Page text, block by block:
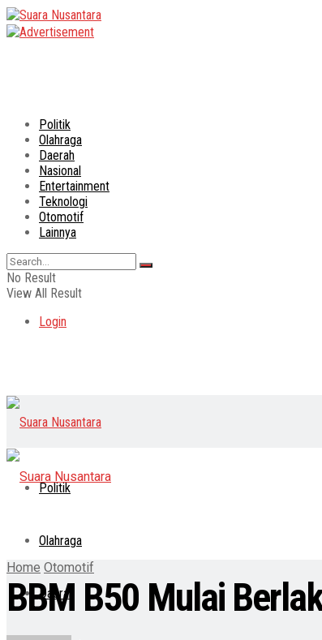
Politik
Olahraga
Daerah
Nasional
Entertainment
Teknologi
Otomotif
Lainnya
No Result
View All Result
Login
Politik
Olahraga
Daerah
Home Otomotif
BBM B50 Mulai